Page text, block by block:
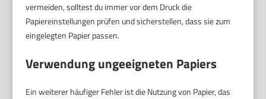
vermeiden, solltest du immer vor dem Druck die
Papiereinstellungen prüfen und sicherstellen, dass sie zum
eingelegten Papier passen.
Verwendung ungeeigneten Papiers
Ein weiterer häufiger Fehler ist die Nutzung von Papier, das